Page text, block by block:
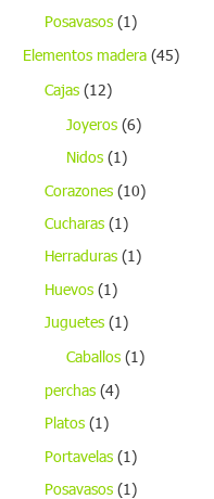
Posavasos (1)
Elementos madera (45)
Cajas (12)
Joyeros (6)
Nidos (1)
Corazones (10)
Cucharas (1)
Herraduras (1)
Huevos (1)
Juguetes (1)
Caballos (1)
perchas (4)
Platos (1)
Portavelas (1)
Posavasos (1)